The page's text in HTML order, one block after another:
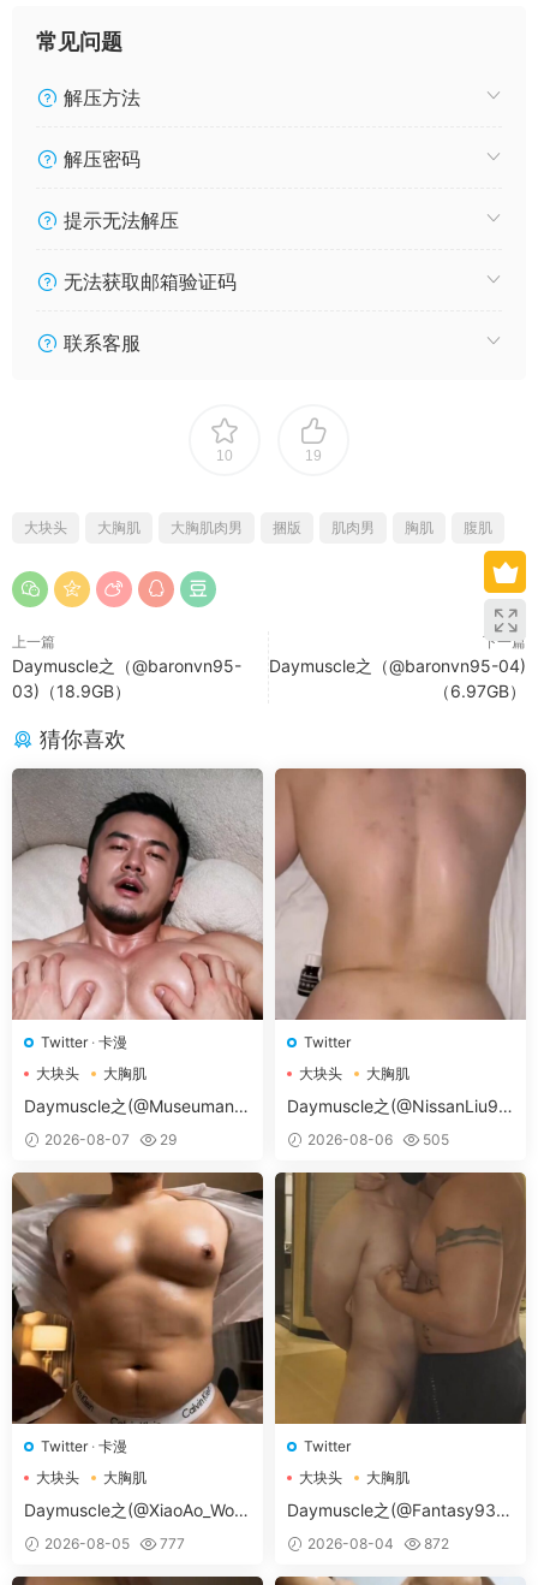
常见问题
解压方法
解压密码
提示无法解压
无法获取邮箱验证码
联系客服
10 19
大块头 大胸肌 大胸肌肉男 捆版 肌肉男 胸肌 腹肌
上一篇
Daymuscle之（@baronvn95-
03)（18.9GB）
下一篇
Daymuscle之（@baronvn95-04)
（6.97GB）
猜你喜欢
Twitter· 卡漫
大块头
大胸肌
大胸肌肉男
Daymuscle之(@Museumans-
@Museuman）
2026-08-07 29
Twitter
大块头
大胸肌
大胸肌肉男
Daymuscle之(@NissanLiu98
-@Nissan98）
2026-08-06 505
Twitter· 卡漫
大块头
大胸肌
大胸肌肉男
Daymuscle之(@XiaoAo_Worl
d-@XiaoAo.art）
2026-08-05 777
Twitter
大块头
大胸肌
大胸肌肉男
Daymuscle之(@Fantasy938
15579-@孔控Kong）
2026-08-04 872